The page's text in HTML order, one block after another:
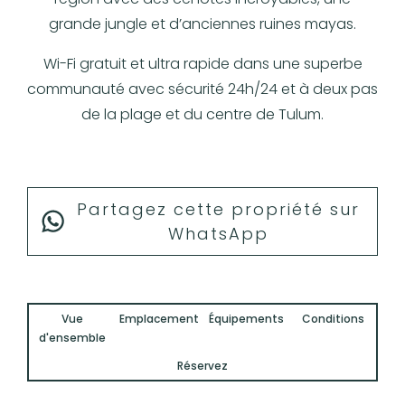
grande jungle et d’anciennes ruines mayas.
Wi-Fi gratuit et ultra rapide dans une superbe
communauté avec sécurité 24h/24 et à deux pas
de la plage et du centre de Tulum.
Partagez cette propriété sur
WhatsApp
Vue
d'ensemble
Emplacement Équipements Conditions
Réservez